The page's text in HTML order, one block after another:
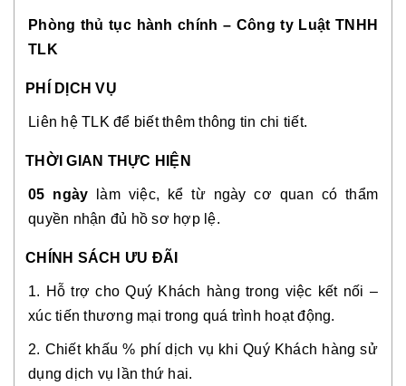
Phòng thủ tục hành chính – Công ty Luật TNHH
TLK
PHÍ DỊCH VỤ
Liên hệ TLK để biết thêm thông tin chi tiết.
THỜI GIAN THỰC HIỆN
05 ngày
làm việc, kể từ ngày cơ quan có thẩm
quyền nhận đủ hồ sơ hợp lệ.
CHÍNH SÁCH ƯU ĐÃI
1. Hỗ trợ cho Quý Khách hàng trong việc kết nối –
xúc tiến thương mại trong quá trình hoạt động.
2. Chiết khấu % phí dịch vụ khi Quý Khách hàng sử
dụng dịch vụ lần thứ hai.